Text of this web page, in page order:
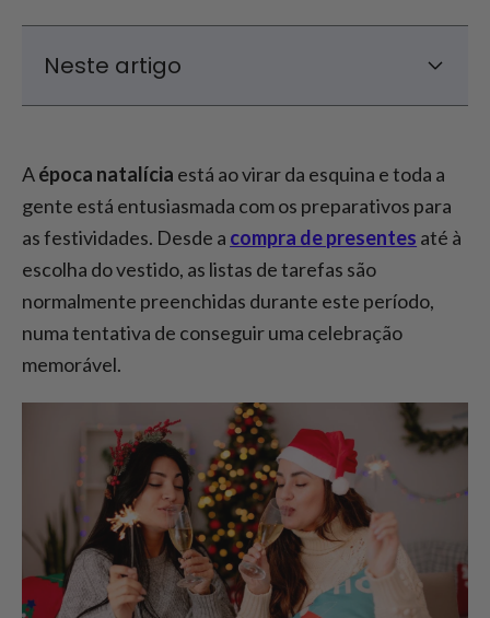
Neste artigo
Aépoca natalícia está ao virar da esquina e toda a
gente está entusiasmada com os preparativos para
as festividades. Desde a compra de presentes até à
escolha do vestido, as listas de tarefas são
normalmente preenchidas durante este período,
numa tentativa de conseguir uma celebração
memorável.